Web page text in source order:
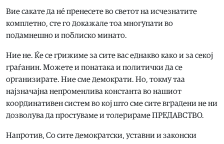
Вие сакате да нé пренесете во светот на исчезнатите
комплетно, сте го докажале тоа многупати во
подамнешно и поблиско минато.
Ние не. Ќе се грижиме за сите вас еднакво како и за секој
граѓанин. Можете и понатака и политички да се
организирате. Ние сме демократи. Но, токму таа
најзначајна непроменлива константа во нашиот
координативен систем во кој што сме сите вградени не ни
дозволува да простуваме и толерираме ПРЕДАВСТВО.
Напротив, Со сите демократски, уставни и законски